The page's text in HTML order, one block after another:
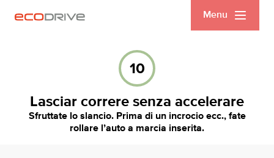
Menu
10
Lasciar correre senza accelerare
Sfruttate lo slancio. Prima di un incrocio ecc., fate
rollare l’auto a marcia inserita.